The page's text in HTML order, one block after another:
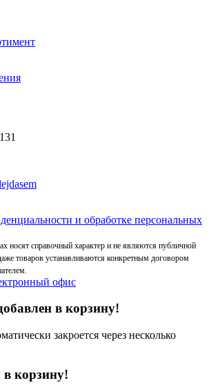
и обработке персональных
носят справочный характер и не являются публичной
товаров устанавливаются конкретным договором
офис
в корзину!
закроется через несколько
в корзину!